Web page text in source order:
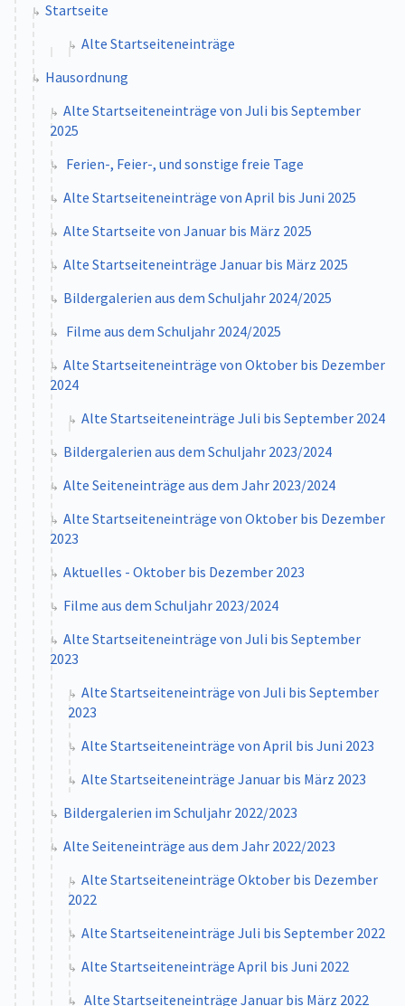
Startseite
Alte Startseiteneinträge
Hausordnung
Alte Startseiteneinträge von Juli bis September
2025
Ferien-, Feier-, und sonstige freie Tage
Alte Startseiteneinträge von April bis Juni 2025
Alte Startseite von Januar bis März 2025
Alte Startseiteneinträge Januar bis März 2025
Bildergalerien aus dem Schuljahr 2024/2025
Filme aus dem Schuljahr 2024/2025
Alte Startseiteneinträge von Oktober bis Dezember
2024
Alte Startseiteneinträge Juli bis September 2024
Bildergalerien aus dem Schuljahr 2023/2024
Alte Seiteneinträge aus dem Jahr 2023/2024
Alte Startseiteneinträge von Oktober bis Dezember
2023
Aktuelles - Oktober bis Dezember 2023
Filme aus dem Schuljahr 2023/2024
Alte Startseiteneinträge von Juli bis September
2023
Alte Startseiteneinträge von Juli bis September
2023
Alte Startseiteneinträge von April bis Juni 2023
Alte Startseiteneinträge Januar bis März 2023
Bildergalerien im Schuljahr 2022/2023
Alte Seiteneinträge aus dem Jahr 2022/2023
Alte Startseiteneinträge Oktober bis Dezember
2022
Alte Startseiteneinträge Juli bis September 2022
Alte Startseiteneinträge April bis Juni 2022
Alte Startseiteneinträge Januar bis März 2022